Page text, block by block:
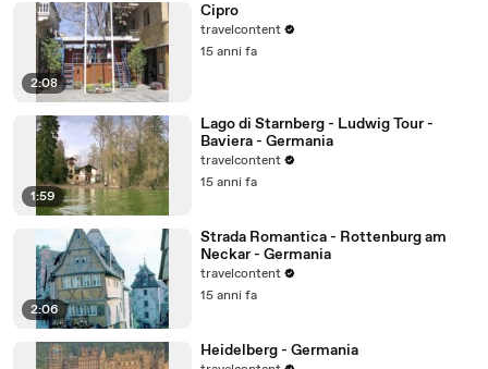
2:08
Cipro
travelcontent
15 anni fa
1:59
Lago di Starnberg - Ludwig Tour -
Baviera - Germania
travelcontent
15 anni fa
2:06
Strada Romantica - Rottenburg am
Neckar - Germania
travelcontent
15 anni fa
Heidelberg - Germania